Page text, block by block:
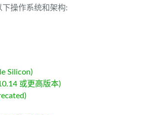
下操作系统和架构:
Silicon)
或更高版本)